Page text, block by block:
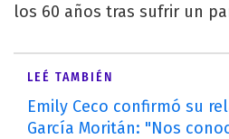
los 60 años tras sufrir un
LEÉ TAMBIÉN
Emily Ceco confirmó su
García Moritán: "Nos